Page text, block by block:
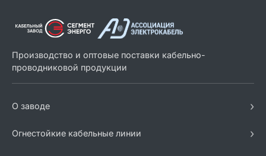
Производство и оптовые поставки кабельно-
проводниковой продукции
О заводе ›
Огнестойкие кабельные линии ›